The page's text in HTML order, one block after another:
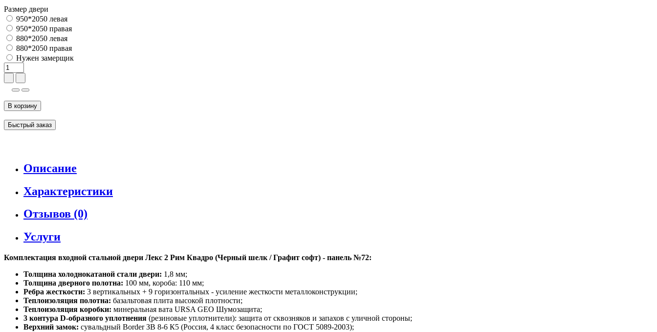
Размер двери
950*2050 левая
950*2050 правая
880*2050 левая
880*2050 правая
Нужен замерщик
В корзину
Быстрый заказ
Описание
Характеристики
Отзывов (0)
Услуги
Комплектация входной стальной двери Лекс 2 Рим Квадро (Черный шелк / Графит софт) - панель №72:
Толщина холоднокатаной стали двери: 1,8 мм;
Толщина дверного полотна: 100 мм, короба: 110 мм;
Ребра жесткости: 3 вертикальных + 9 горизонтальных - усиление жесткости металлоконструкции;
Теплоизоляция полотна: базальтовая плита высокой плотности;
Теплоизоляция коробки: минеральная вата URSA GEO Шумозащита;
3 контура D-образного уплотнения (резиновые уплотнители): защита от сквозняков и запахов с уличной стороны;
Верхний замок: сувальдный Border ЗВ 8-6 К5 (Россия, 4 класс безопасности по ГОСТ 5089-2003);